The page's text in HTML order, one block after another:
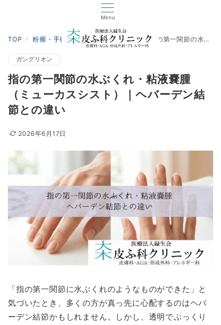
Menu
TOP 粉瘤・手術・外傷 ガングリオン 指の第一関節の水ぶくれ・粘液嚢腫（ミューカスシスト）｜ヘバーデン結節との違い
ガングリオン
指の第一関節の水ぶくれ・粘液嚢腫
（ミューカスシスト）｜ヘバーデン結
節との違い
2026年6月17日
「指の第一関節に水ぶくれのようなものができた」と
気づいたとき、多くの方が真っ先に心配するのはヘバ
ーデン結節かもしれません。しかし、透明でぷっくり